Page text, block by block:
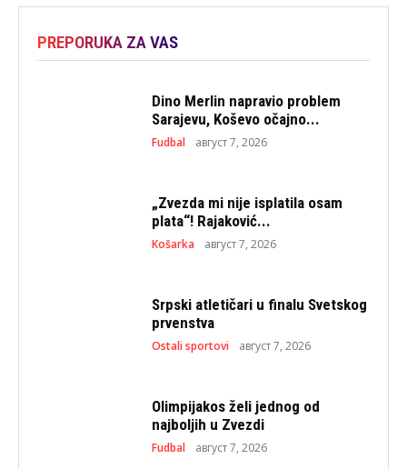
PREPORUKA ZA VAS
Dino Merlin napravio problem
Sarajevu, Koševo očajno...
Fudbal август 7, 2026
„Zvezda mi nije isplatila osam
plata“! Rajaković...
Košarka август 7, 2026
Srpski atletičari u finalu Svetskog
prvenstva
Ostali sportovi август 7, 2026
Olimpijakos želi jednog od
najboljih u Zvezdi
Fudbal август 7, 2026